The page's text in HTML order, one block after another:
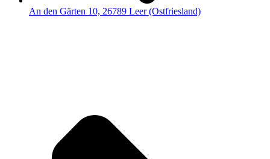
An den Gärten 10, 26789 Leer (Ostfriesland)